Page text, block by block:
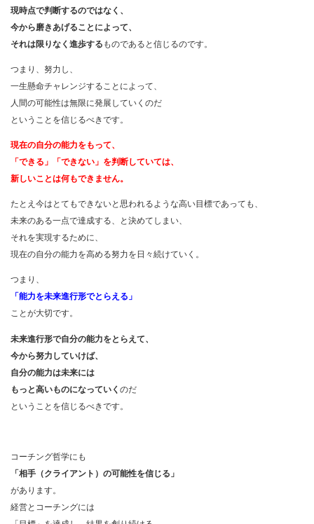
現時点で判断するのではなく、
今から磨きあげることによって、
それは限りなく進歩する ものであると信じるのです。
つまり、努力し、
一生懸命チャレンジすることによって、
人間の可能性は無限に発展していくのだ
ということを信じるべきです。
現在の自分の能力をもって、
「できる」「できない」を判断していては、
新しいことは何もできません。
たとえ今はとてもできないと思われるような高い目標であっても、
未来のある一点で達成する、と決めてしまい、
それを実現するために、
現在の自分の能力を高める努力を日々続けていく。
つまり、
「能力を未来進行形でとらえる」
ことが大切です。
未来進行形で自分の能力をとらえて、
今から努力していけば、
自分の能力は未来には
もっと高いものになっていく のだ
ということを信じるべきです。
コーチング哲学にも
「相手（クライアント）の可能性を信じる」
があります。
経営とコーチングには